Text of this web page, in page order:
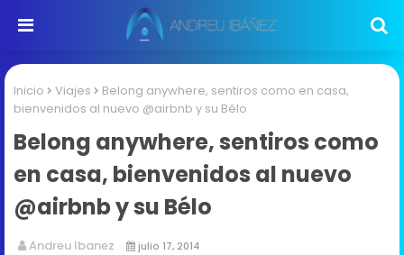
Inicio Viajes
Belong anywhere, sentiros como en casa,
bienvenidos al nuevo @airbnb y su Bélo
Belong anywhere, sentiros como
en casa, bienvenidos al nuevo
@airbnb y su Bélo
Andreu Ibanez julio 17, 2014